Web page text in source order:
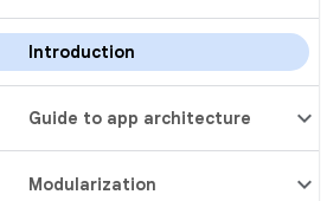
Introduction
Guide to app architecture
Modularization